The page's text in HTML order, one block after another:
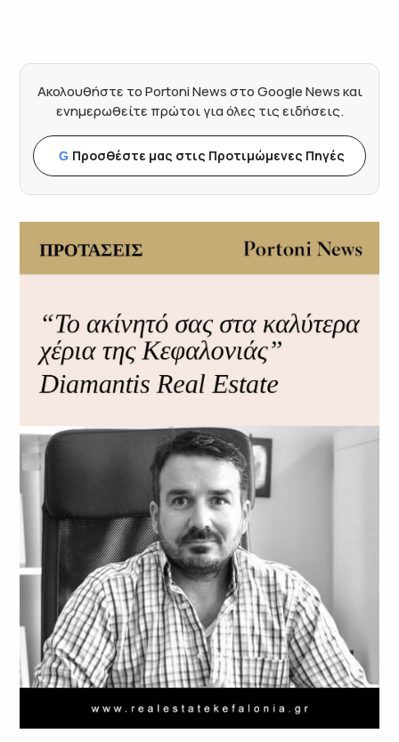
Ακολουθήστε το Portoni News στο Google News και
ενημερωθείτε πρώτοι για όλες τις ειδήσεις.
G Προσθέστε μας στις Προτιμώμενες Πηγές